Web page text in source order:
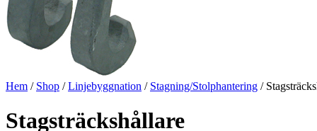
Hem / Shop /Linjebyggnation / Stagning/Stolphantering /
Stagsträckshållare